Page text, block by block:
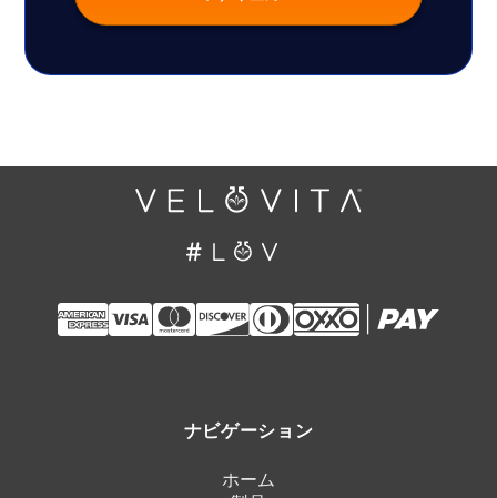
ナビゲーション
ホーム